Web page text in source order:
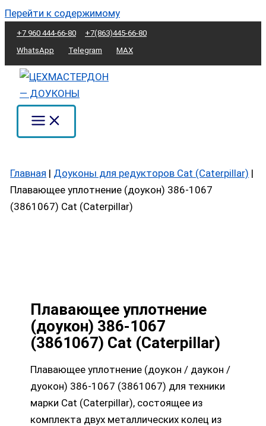
Перейти к содержимому
+7 960 444-66-80
+7(863)445-66-80
WhatsApp
Telegram MAX
Главная | Доуконы для редукторов Cat (Caterpillar) |
Плавающее уплотнение (доукон) 386-1067
(3861067) Cat (Caterpillar)
Плавающее уплотнение
(доукон) 386-1067
(3861067) Cat (Caterpillar)
Плавающее уплотнение (доукон / даукон /
дуокон) 386-1067 (3861067) для техники
марки Cat (Caterpillar), состоящее из
комплекта двух металлических колец из